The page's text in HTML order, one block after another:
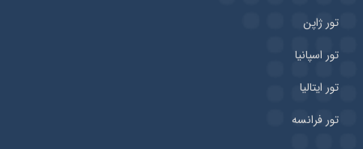
تور ژاپن
تور اسپانیا
تور ایتالیا
تور فرانسه